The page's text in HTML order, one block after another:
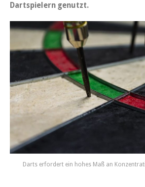
Dartspielern genutzt.
Darts erfordert ein hohes Maß an